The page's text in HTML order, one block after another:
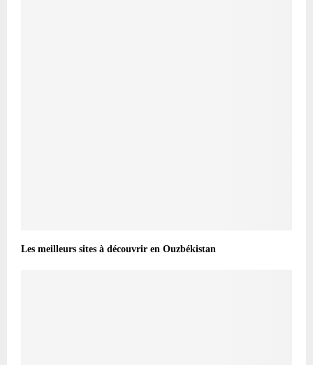
Les meilleurs sites à découvrir en Ouzbékistan